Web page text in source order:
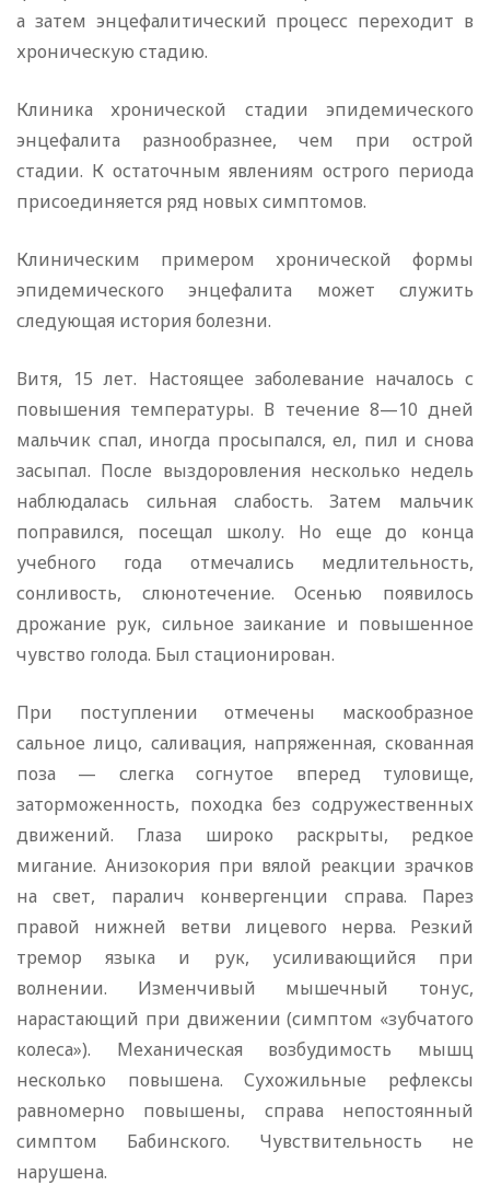
а затем энцефалитический процесс переходит в
хроническую стадию.
Клиника хронической стадии эпидемического
энцефалита разнообразнее, чем при острой
стадии. К остаточным явлениям острого периода
присоединяется ряд новых симптомов.
Клиническим примером хронической формы
эпидемического энцефалита может служить
следующая история болезни.
Витя, 15 лет. Настоящее заболевание началось с
повышения температуры. В течение 8—10 дней
мальчик спал, иногда просыпался, ел, пил и снова
засыпал. После выздоровления несколько недель
наблюдалась сильная слабость. Затем мальчик
поправился, посещал школу. Но еще до конца
учебного года отмечались медлительность,
сонливость, слюнотечение. Осенью появилось
дрожание рук, сильное заикание и повышенное
чувство голода. Был стационирован.
При поступлении отмечены маскообразное
сальное лицо, саливация, напряженная, скованная
поза — слегка согнутое вперед туловище,
заторможенность, походка без содружественных
движений. Глаза широко раскрыты, редкое
мигание. Анизокория при вялой реакции зрачков
на свет, паралич конвергенции справа. Парез
правой нижней ветви лицевого нерва. Резкий
тремор языка и рук, усиливающийся при
волнении. Изменчивый мышечный тонус,
нарастающий при движении (симптом «зубчатого
колеса»). Механическая возбудимость мышц
несколько повышена. Сухожильные рефлексы
равномерно повышены, справа непостоянный
симптом Бабинского. Чувствительность не
нарушена.